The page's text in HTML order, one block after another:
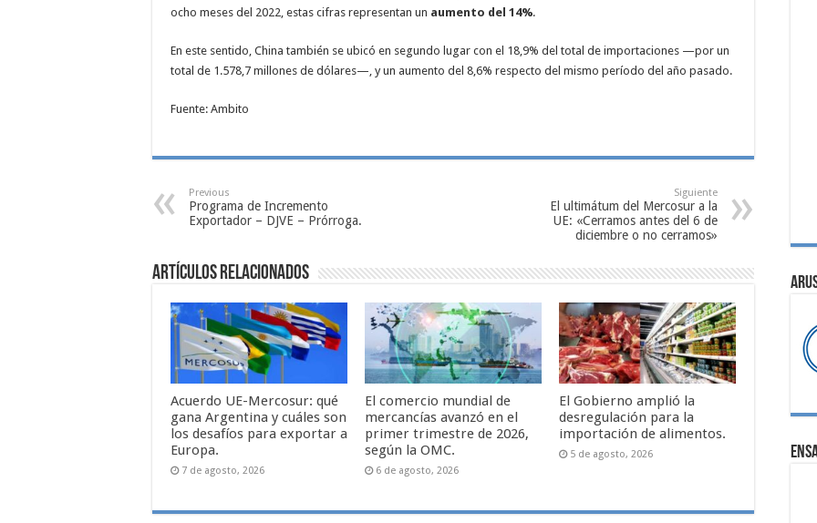
ocho meses del 2022, estas cifras representan un aumento del 14%.
En este sentido, China también se ubicó en segundo lugar con el 18,9% del total de importaciones —por un
total de 1.578,7 millones de dólares—, y un aumento del 8,6% respecto del mismo período del año pasado.
Fuente: Ambito
Previous
Programa de Incremento
Exportador – DJVE – Prórroga.
Siguiente
El ultimátum del Mercosur a la
UE: «Cerramos antes del 6 de
diciembre o no cerramos»
Artículos relacionados
Acuerdo UE-Mercosur: qué
gana Argentina y cuáles son
los desafíos para exportar a
Europa.
7 de agosto, 2026
El comercio mundial de
mercancías avanzó en el
primer trimestre de 2026,
según la OMC.
6 de agosto, 2026
El Gobierno amplió la
desregulación para la
importación de alimentos.
5 de agosto, 2026